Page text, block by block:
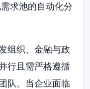
求池的自动化分
组织、金融与政
行且需严格遵循
队。当企业面临